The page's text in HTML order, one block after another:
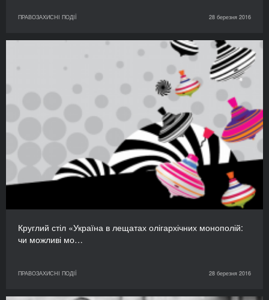
ПРАВОЗАХИСНІ ПОДІЇ 28 березня 2016
Круглий стіл «Україна в лещатах олігархічних монополій:
чи можливі мо…
ПРАВОЗАХИСНІ ПОДІЇ 28 березня 2016